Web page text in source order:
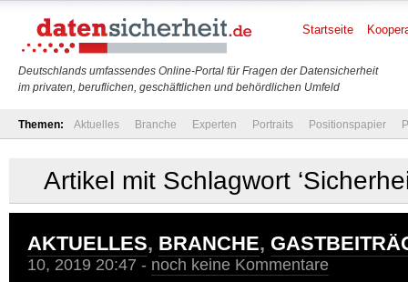
Deutschlands umfassendes Online-Portal für Fragen der Datensicherheit
im privaten, beruflichen, geschäftlichen und behördlichen Umfeld
Startseite
Themen: Aktuelles Branche Experten Portraits Positionspapier
Artikel mit Schlagwort
AKTUELLES, BRANCHE,
10, 2019 20:47 - noch keine Kommentare